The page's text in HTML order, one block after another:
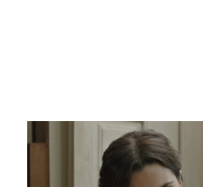
Central Comics